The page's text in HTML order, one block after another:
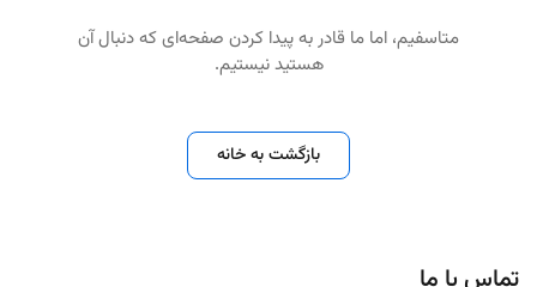
متاسفیم، اما ما قادر به پیدا کردن صفحه‌ای که دنبال آن
هستید نیستیم.
بازگشت به خانه